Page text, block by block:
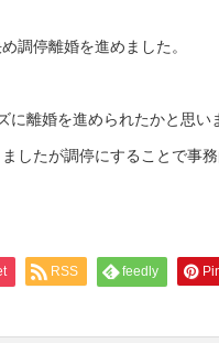
調停離婚を進めました。
離婚を進められたかと思い
したが調停にすることで事
RSS feedly